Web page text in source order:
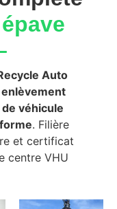
épave
Auto
enlèvement
véhicule
. Filière
et certificat
centre VHU